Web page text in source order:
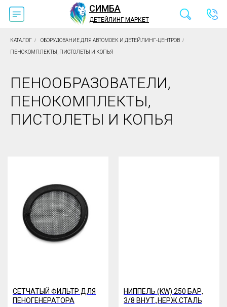
СИМБА
ДЕТЕЙЛИНГ МАРКЕТ
КАТАЛОГ / ОБОРУДОВАНИЕ ДЛЯ АВТОМОЕК И ДЕТЕЙЛИНГ-ЦЕНТРОВ /
ПЕНОКОМПЛЕКТЫ, ПИСТОЛЕТЫ И КОПЬЯ
ПЕНООБРАЗОВАТЕЛИ,
ПЕНОКОМПЛЕКТЫ,
ПИСТОЛЕТЫ И КОПЬЯ
СЕТЧАТЫЙ ФИЛЬТР ДЛЯ
ПЕНОГЕНЕРАТОРА
НИППЕЛЬ (KW) 250 БАР,
3/8 ВНУТ.,НЕРЖ.СТАЛЬ